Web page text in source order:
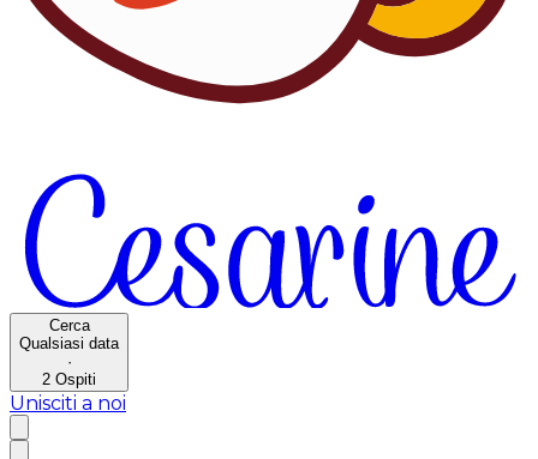
Cerca
Qualsiasi data
·
2 Ospiti
Unisciti a noi